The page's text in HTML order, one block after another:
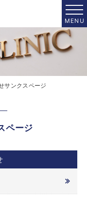
サンクスページ
ページ